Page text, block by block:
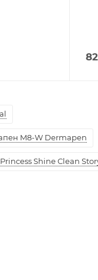
M8-W Dermapen
Shine Clean